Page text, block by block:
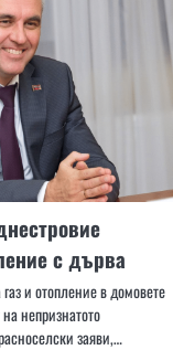
с дърва
и отопление в домовете
непризнатото
заяви,…